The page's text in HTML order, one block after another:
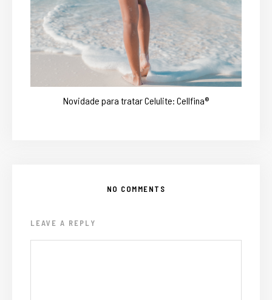
Novidade para tratar Celulite: Cellfina®
NO COMMENTS
LEAVE A REPLY